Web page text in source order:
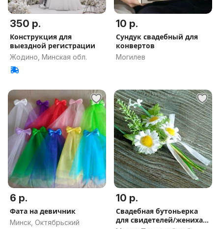
350 р.
Конструкция для
выездной регистрации
Жодино, Минская обл.
10 р.
Сундук свадебный для
конвертов
Могилев
6 р.
Фата на девичник
Минск, Октябрьский
10 р.
Свадебная бутоньерка
для свидетелей/жениха/